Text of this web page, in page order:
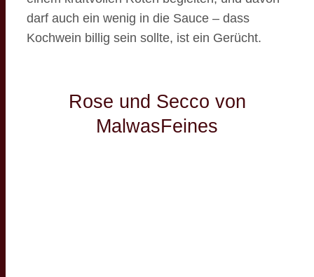
darf auch ein wenig in die Sauce – dass
Kochwein billig sein sollte, ist ein Gerücht.
Rose und Secco von
MalwasFeines